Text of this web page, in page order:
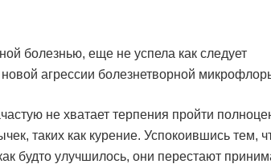
болезнью, еще не успела как следует
агрессии болезнетворной
не хватает терпения пройти
таких как курение. Успокоившись тем,
будто улучшилось, они перестают